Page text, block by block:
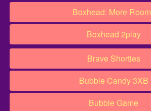
Boxhead: More
Boxhead 2play
Brave Shorties
Bubble Candy 3XB
Bubble Game